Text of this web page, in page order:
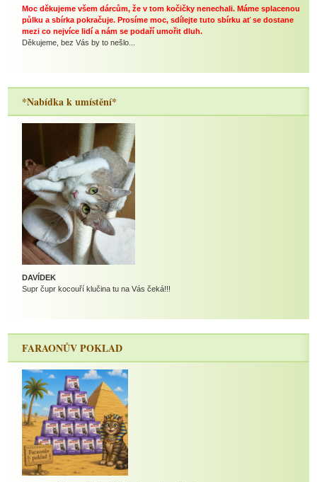
Moc děkujeme všem dárcům, že v tom kočičky nenechali. Máme splacenou
půlku a sbírka pokračuje. Prosíme moc, sdílejte tuto sbírku ať se dostane
mezi co nejvíce lidí a nám se podaří umořit dluh.
Děkujeme, bez Vás by to nešlo...
*Nabídka k umístění*
DAVÍDEK
Supr čupr kocouří klučina tu na Vás čeká!!!
FARAONŮV POKLAD